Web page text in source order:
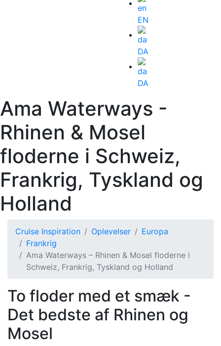
EN
DA
DA
Ama Waterways -
Rhinen & Mosel
floderne i Schweiz,
Frankrig, Tyskland og
Holland
Cruise Inspiration Oplevelser
Europa
Frankrig
Ama Waterways – Rhinen & Mosel floderne i
Schweiz, Frankrig, Tyskland og Holland
To floder med et smæk -
Det bedste af Rhinen og
Mosel